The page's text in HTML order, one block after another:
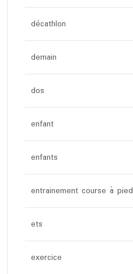
décathlon
demain
dos
enfant
enfants
entrainement course à pied
ets
exercice